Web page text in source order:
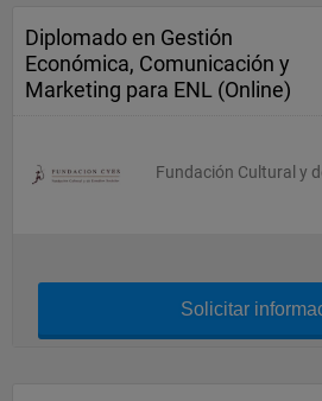
Diplomado en Gestión
Económica, Comunicación y
Marketing para ENL (Online)
Fundación Cultural y
Solicitar